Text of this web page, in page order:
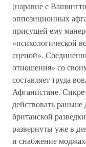
(наравне с
оппозиционных
присущей ему
«психологической
сценой».
отношения» со
составляет труда
Афганистане.
действовать
британской
развернуты уже в
и снабжение